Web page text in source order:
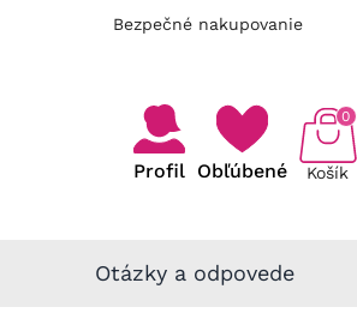
Bezpečné nakupovanie
Profil Obľúbené Košík
0
Otázky a odpovede